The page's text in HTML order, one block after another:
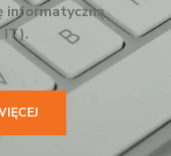
informatyczną
IT).